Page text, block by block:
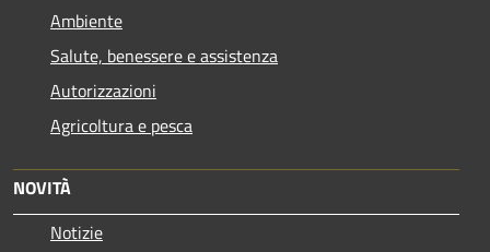
Ambiente
Salute, benessere e assistenza
Autorizzazioni
Agricoltura e pesca
NOVITÀ
Notizie